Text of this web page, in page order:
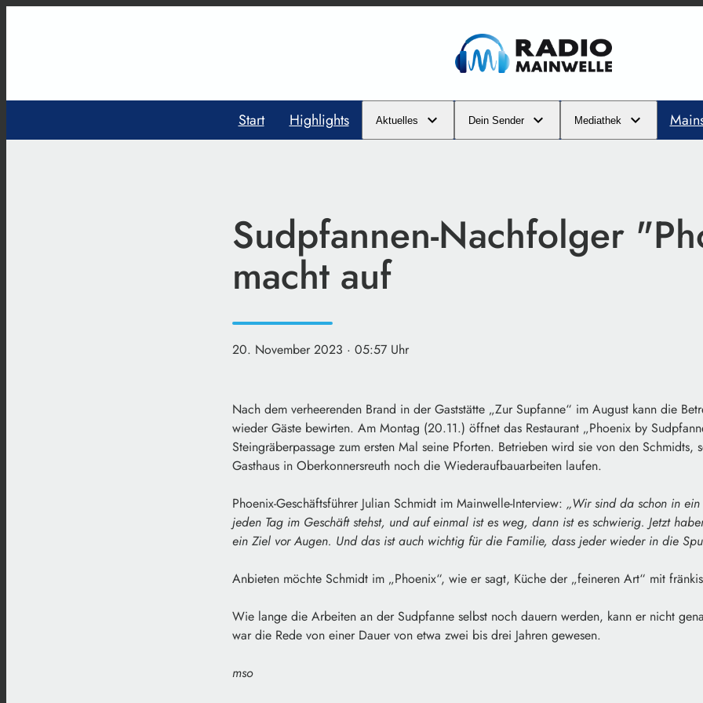
Start Highlights Aktuelles Dein Sender Mediathek
Sudpfannen-Nachfolger
macht auf
20. November 2023 · 05:57 Uhr
Nach dem verheerenden Brand in der Gaststätte „Zur Supfanne“ im August kann die
wieder Gäste bewirten. Am Montag (20.11.) öffnet das Restaurant „Phoenix by
Steingräberpassage zum ersten Mal seine Pforten. Betrieben wird sie von den Schmidts,
Gasthaus in Oberkonnersreuth noch die Wiederaufbauarbeiten laufen.
Phoenix-Geschäftsführer Julian Schmidt im Mainwelle-Interview: „Wir sind da schon in
jeden Tag im Geschäft stehst, und auf einmal ist es weg, dann ist es schwierig. Jetzt
ein Ziel vor Augen. Und das ist auch wichtig für die Familie, dass jeder wieder in die
Anbieten möchte Schmidt im „Phoenix“, wie er sagt, Küche der „feineren Art“ mit
Wie lange die Arbeiten an der Sudpfanne selbst noch dauern werden, kann er nicht
war die Rede von einer Dauer von etwa zwei bis drei Jahren gewesen.
mso